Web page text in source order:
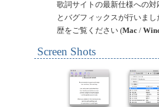
歌詞サイトの最新仕様への
とバグフィックスが行いま
歴をご覧ください (Mac /
Screen Shots